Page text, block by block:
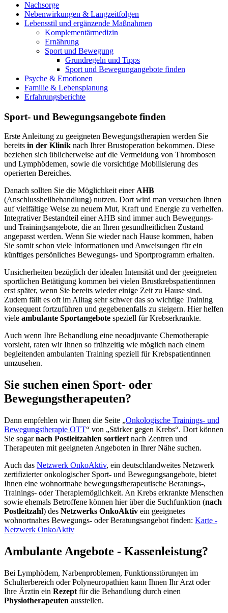
Nachsorge
Nebenwirkungen & Langzeitfolgen
Lebensstil und ergänzende Maßnahmen
Komplementärmedizin
Ernährung
Sport und Bewegung
Grundregeln und Tipps
Sport und Bewegungangebote finden
Psyche & Emotionen
Familie & Lebensplanung
Erfahrungsberichte
Sport- und Bewegungsangebote finden
Erste Anleitung zu geeigneten Bewegungstherapien werden Sie
bereits in der Klinik nach Ihrer Brustoperation bekommen. Diese
beziehen sich üblicherweise auf die Vermeidung von Thrombosen
und Lymphödemen, sowie die vorsichtige Mobilisierung des
operierten Bereiches.
Danach sollten Sie die Möglichkeit einerAHB
(Anschlussheilbehandlung) nutzen. Dort wird man versuchen Ihnen
auf vielfältige Weise zu neuem Mut, Kraft und Energie zu verhelfen.
Integrativer Bestandteil einer AHB sind immer auch Bewegungs-
und Trainingsangebote, die an Ihren gesundheitlichen Zustand
angepasst werden. Wenn Sie wieder nach Hause kommen, haben
Sie somit schon viele Informationen und Anweisungen für ein
künftiges persönliches Bewegungs- und Sportprogramm erhalten.
Unsicherheiten bezüglich der idealen Intensität und der geeigneten
sportlichen Betätigung kommen bei vielen Brustkrebspatientinnen
erst später, wenn Sie bereits wieder einige Zeit zu Hause sind.
Zudem fällt es oft im Alltag sehr schwer das so wichtige Training
konsequent fortzuführen und gegebenenfalls zu steigern. Hier helfen
viele ambulante Sportangebote speziell für Krebserkrankte.
Auch wenn Ihre Behandlung eine neoadjuvante Chemotherapie
vorsieht, raten wir Ihnen so frühzeitig wie möglich nach einem
begleitenden ambulanten Training speziell für Krebspatientinnen
umzusehen.
Sie suchen einen Sport- oder
Bewegungstherapeuten?
Dann empfehlen wir Ihnen die Seite „Onkologische Trainings- und
Bewegungstherapie OTT“ von „Stärker gegen Krebs“. Dort können
Sie sogarnach Postleitzahlen sortiert nach Zentren und
Therapeuten mit geeigneten Angeboten in Ihrer Nähe suchen.
Auch das Netzwerk OnkoAktiv, ein deutschlandweites Netzwerk
zertifizierter onkologischer Sport- und Bewegungsangebote, bietet
Ihnen eine wohnortnahe bewegungstherapeutische Beratungs-,
Trainings- oder Therapiemöglichkeit. An Krebs erkrankte Menschen
sowie ehemals Betroffene können hier über die Suchfunktion (nach
Postleitzahl) des Netzwerks OnkoAktiv ein geeignetes
wohnortnahes Bewegungs- oder Beratungsangebot finden: Karte -
Netzwerk OnkoAktiv
Ambulante Angebote - Kassenleistung?
Bei Lymphödem, Narbenproblemen, Funktionsstörungen im
Schulterbereich oder Polyneuropathien kann Ihnen Ihr Arzt oder
Ihre Ärztin ein Rezept für die Behandlung durch einen
Physiotherapeuten ausstellen.